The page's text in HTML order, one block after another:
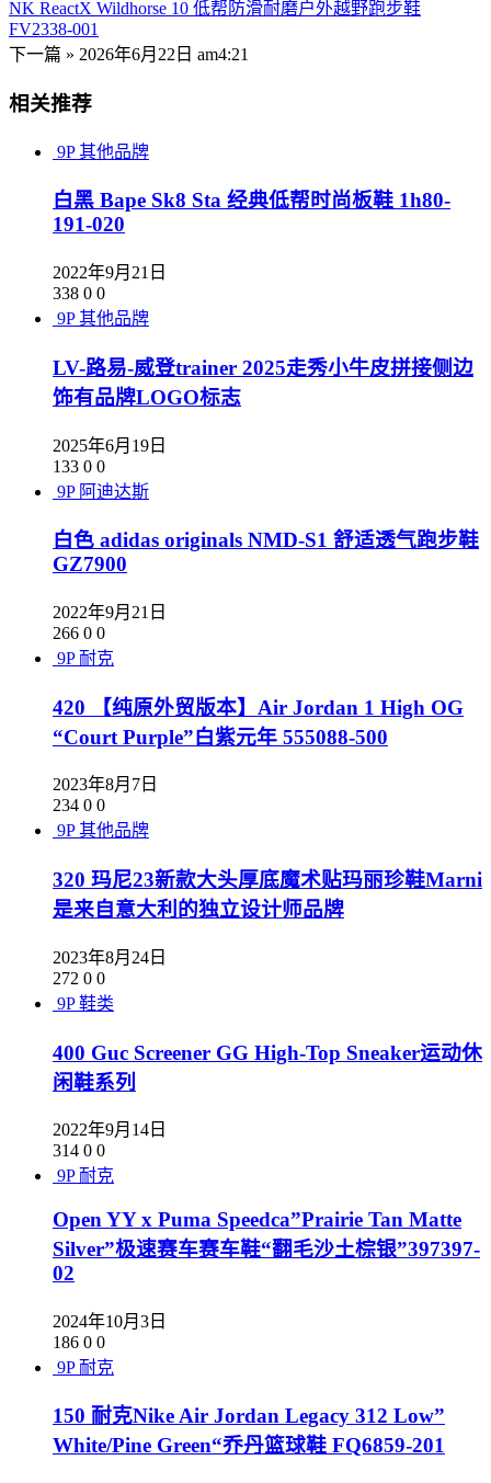
NK ReactX Wildhorse 10 低帮防滑耐磨户外越野跑步鞋
FV2338-001
下一篇 » 2026年6月22日 am4:21
相关推荐
9P 其他品牌
白黑 Bape Sk8 Sta 经典低帮时尚板鞋 1h80-
191-020
2022年9月21日
338 0 0
9P 其他品牌
LV-路易-威登trainer 2025走秀小牛皮拼接侧边
饰有品牌LOGO标志
2025年6月19日
133 0 0
9P 阿迪达斯
白色 adidas originals NMD-S1 舒适透气跑步鞋
GZ7900
2022年9月21日
266 0 0
9P 耐克
420 【纯原外贸版本】Air Jordan 1 High OG
“Court Purple”白紫元年 555088-500
2023年8月7日
234 0 0
9P 其他品牌
320 玛尼23新款大头厚底魔术贴玛丽珍鞋Marni
是来自意大利的独立设计师品牌
2023年8月24日
272 0 0
9P 鞋类
400 Guc Screener GG High-Top Sneaker运动休
闲鞋系列
2022年9月14日
314 0 0
9P 耐克
Open YY x Puma Speedca”Prairie Tan Matte
Silver”极速赛车赛车鞋“翻毛沙土棕银”397397-
02
2024年10月3日
186 0 0
9P 耐克
150 耐克Nike Air Jordan Legacy 312 Low”
White/Pine Green“乔丹篮球鞋 FQ6859-201